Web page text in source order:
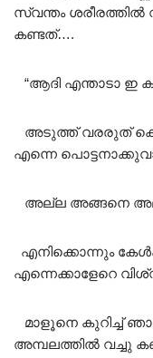
സ്വന്തം
കണ്ടത്….
“ആദി എന്താടാ ഇ
അടുത്ത് വരരുത്
എന്നെ
അല്ല അങ്ങനെ
എനിക്കൊന്നും
എന്നെക്കാളേറെ
മാളൂനെ കുറിച്ച്
അമ്പലത്തിൽ വച്ചു